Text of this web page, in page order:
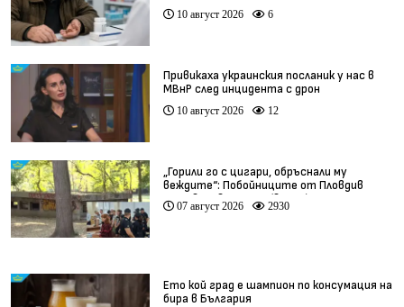
средното за ЕС
10 август 2026 6
Привикаха украинския посланик у нас в
МВнР след инцидента с дрон
10 август 2026 12
„Горили го с цигари, обръснали му
веждите“: Побойниците от Пловдив
остават в ареста (видео)
07 август 2026 2930
Ето кой град е шампион по консумация на
бира в България